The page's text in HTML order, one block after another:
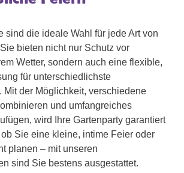
sind die ideale Wahl für jede Art von
bieten nicht nur Schutz vor
Wetter, sondern auch eine flexible,
für unterschiedlichste
Mit der Möglichkeit, verschiedene
und umfangreiches
wird Ihre Gartenparty garantiert
Sie eine kleine, intime Feier oder
planen – mit unseren
sind Sie bestens ausgestattet.